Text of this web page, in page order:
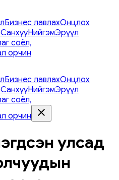
Бизнес лавлахОнцлох
НийгэмЭрүүл
соёл,
орчин
Бизнес лавлахОнцлох
НийгэмЭрүүл
соёл,
орчин
улсад